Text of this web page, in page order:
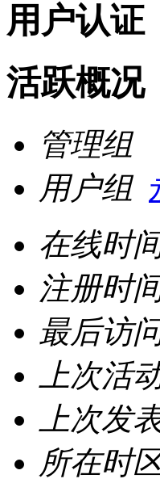
用户认证
活跃概况
管理组
用户组
在线时
注册时
最后访
上次活
上次发
所在时